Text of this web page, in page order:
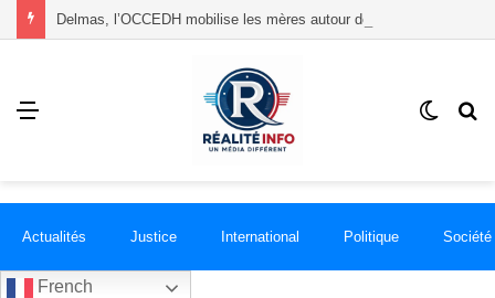
Menu
Switch
Actualités Justice International Politique Société
French